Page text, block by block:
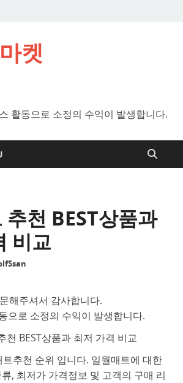
켓
활동으로 소정의 수익이 발생합니다.
추천 BEST상품과
비교
해주셔서 감사합니다.
으로 소정의 수익이 발생합니다.
천 BEST상품과 최저 가격 비교
추천 순위 입니다. 일월매트에 대한
, 최저가 가격정보 및 고객의 구매 리